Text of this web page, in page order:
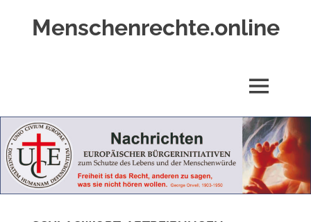
Menschenrechte.online
Geborene
wie
für
Ungeborene
MENÜ